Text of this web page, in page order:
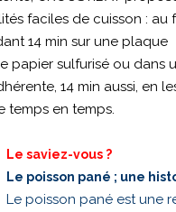
faciles de cuisson : au
14 min sur une plaque
papier sulfurisé ou dans
14 min aussi, en
temps en temps.
Le saviez-vous ?
Le poisson pané ; une
Le poisson pané est une